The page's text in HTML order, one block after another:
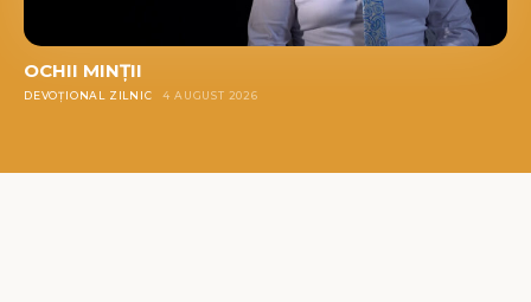
OCHII MINȚII
DEVOȚIONAL ZILNIC 4 AUGUST 2026